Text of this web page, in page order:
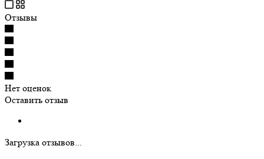
Отзывы
Нет оценок
Оставить отзыв
Загрузка отзывов...